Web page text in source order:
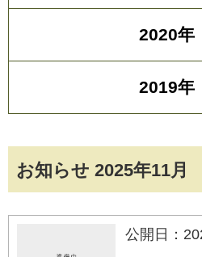
お知らせ 2025年11月
公開日：
2020年
2019年